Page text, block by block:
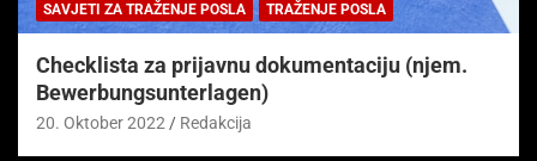
SAVJETI ZA TRAŽENJE POSLA
TRAŽENJE POSLA
Checklista za prijavnu dokumentaciju (njem.
Bewerbungsunterlagen)
20. Oktober 2022 Redakcija